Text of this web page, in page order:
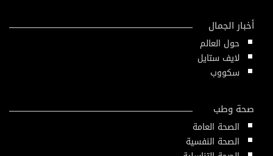
أخبار الجمال
حول العالم
لايف ستايل
سكووب
صحة وطب
الصحة العامة
الصحة النفسية